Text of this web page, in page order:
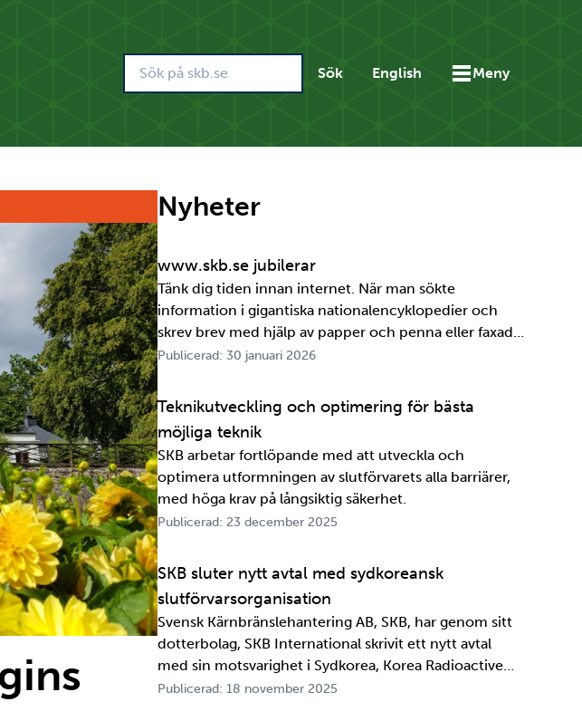
Sök English Meny
Nyheter
www.skb.se jubilerar
Tänk dig tiden innan internet. När man sökte
information i gigantiska nationalencyklopedier och
skrev brev med hjälp av papper och penna eller faxade
om ett meddelande skulle fram snabbt. Det är inte
jättelänge sedan, inte om man tänker i ett geologiskt
perspektiv i alla fall. För oss på SKB är det …
Publicerad: 30 januari 2026
Teknikutveckling och optimering för bästa
möjliga teknik
SKB arbetar fortlöpande med att utveckla och
optimera utformningen av slutförvarets alla barriärer,
med höga krav på långsiktig säkerhet.
Publicerad: 23 december 2025
SKB sluter nytt avtal med sydkoreansk
slutförvarsorganisation
Svensk Kärnbränslehantering AB, SKB, har genom sitt
dotterbolag, SKB International skrivit ett nytt avtal
med sin motsvarighet i Sydkorea, Korea Radioactive
Waste Agency, KORAD. Avtalet, som är ett så kallat
Publicerad: 18 november 2025